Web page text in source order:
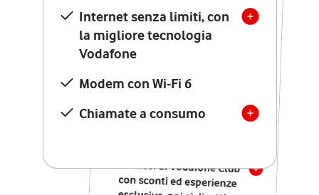
Internet senza limiti, con
la migliore tecnologia
Vodafone
Modem con Wi-Fi 6
Chiamate a consumo
Internet senza limiti, con
la migliore tecnologia
Vodafone
Modem Seven con Wi-Fi 7
Chiamate illimitate verso
numeri fissi e mobili
nazionali
12 mesi di Vodafone Club
con sconti ed esperienze
esclusive, poi si disattiva